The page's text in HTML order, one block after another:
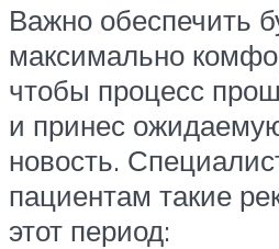
Важно обеспечить
максимально
чтобы процесс
и принес
новость.
пациентам такие
этот период: